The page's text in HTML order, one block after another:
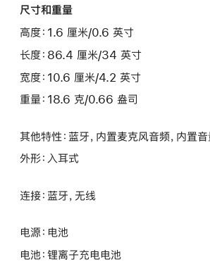
尺寸和重量
高度：1.6 厘米/0.6 英寸
长度：86.4 厘米/34 英寸
宽度：10.6 厘米/4.2 英寸
重量：18.6 克/0.66 盎司
其他特性：蓝牙，内置麦克风音频，内置
外形：入耳式
连接：蓝牙，无线
电源：电池
电池：锂离子充电电池